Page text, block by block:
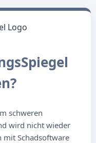
schweren
wird nicht wieder
Schadsoftware